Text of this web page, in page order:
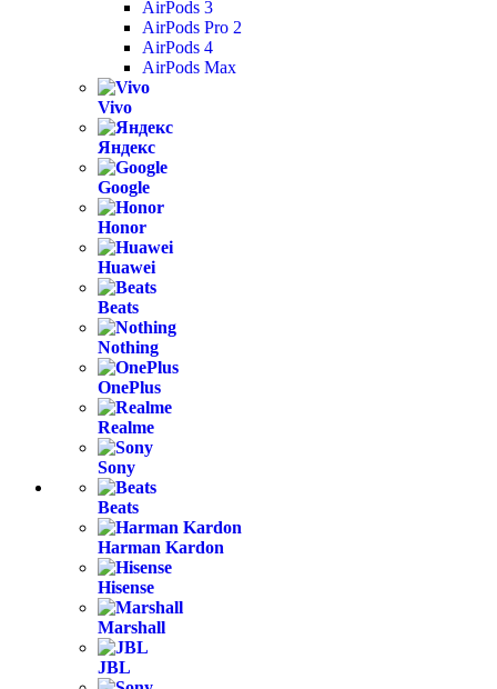
AirPods 3
AirPods Pro 2
AirPods 4
AirPods Max
Vivo
Яндекс
Google
Honor
Huawei
Beats
Nothing
OnePlus
Realme
Sony
Beats
Harman Kardon
Hisense
Marshall
JBL